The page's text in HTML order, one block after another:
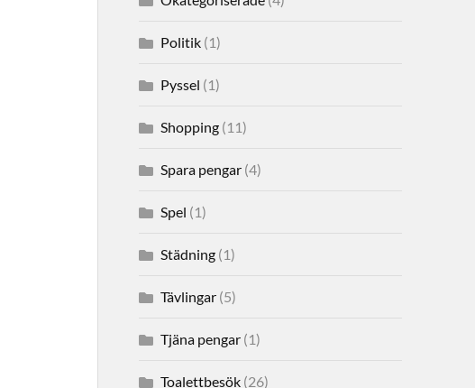
Politik(1)
Pyssel (1)
Shopping(11)
Spara pengar(4)
Spel (1)
Städning(1)
Tävlingar(5)
Tjäna pengar(1)
Toalettbesök(26)